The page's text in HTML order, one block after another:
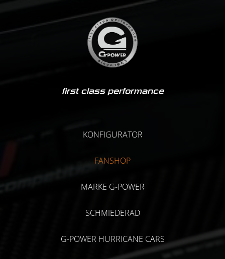
first class performance
KONFIGURATOR
FANSHOP
MARKE G-POWER
SCHMIEDERAD
G-POWER HURRICANE CARS